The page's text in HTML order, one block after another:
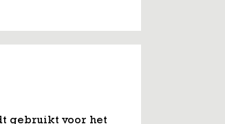
gebruikt voor het